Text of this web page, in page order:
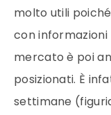
molto utili
con informazioni
mercato è poi
posizionati. È
settimane